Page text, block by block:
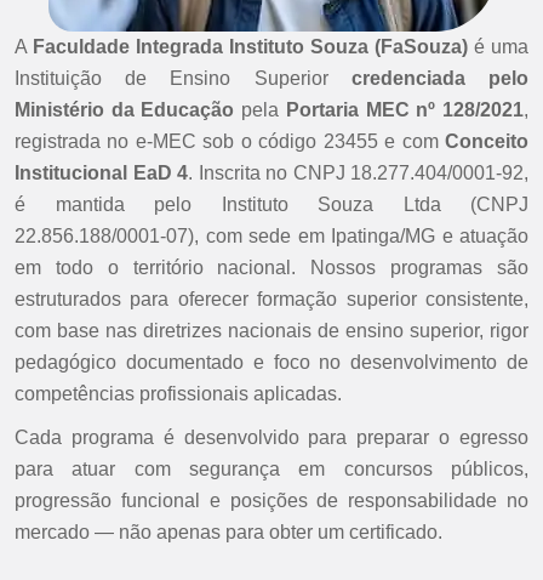
A Faculdade Integrada Instituto Souza (FaSouza) é uma
Instituição de Ensino Superior credenciada pelo
Ministério da Educação pela Portaria MEC nº 128/2021,
registrada no e-MEC sob o código 23455 e com Conceito
Institucional EaD 4. Inscrita no CNPJ 18.277.404/0001-92,
é mantida pelo Instituto Souza Ltda (CNPJ
22.856.188/0001-07), com sede em Ipatinga/MG e atuação
em todo o território nacional. Nossos programas são
estruturados para oferecer formação superior consistente,
com base nas diretrizes nacionais de ensino superior, rigor
pedagógico documentado e foco no desenvolvimento de
competências profissionais aplicadas.
Cada programa é desenvolvido para preparar o egresso
para atuar com segurança em concursos públicos,
progressão funcional e posições de responsabilidade no
mercado — não apenas para obter um certificado.